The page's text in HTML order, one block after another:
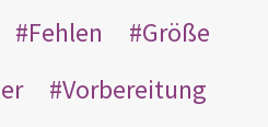
Fehlen
Größe
Vorbereitung